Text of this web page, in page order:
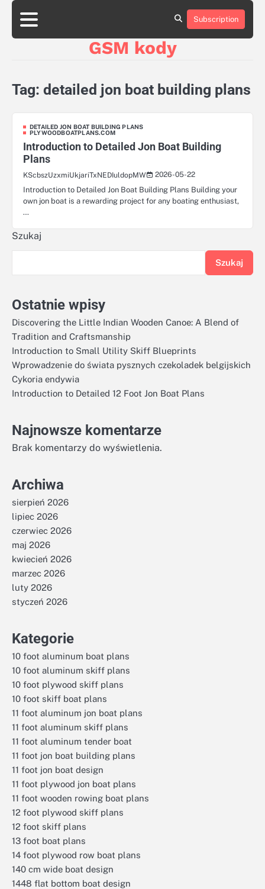
Skip
content
aluminumboatplans.com
dobra-
plywoodboatplans.com
ujednoznaczniające
aluminumboatplans.com
dobra-
plywoodboatplans.com
ujednoznaczniające
Kontakt
Kontakt
Subscription
GSM kody
Tag: detailed jon boat building plans
DETAILED JON BOAT BUILDING PLANS
PLYWOODBOATPLANS.COM
Introduction to Detailed Jon Boat Building
Plans
KScbszUzxmiUkjariTxNEDIuldopMW
2026-05-22
Introduction to Detailed Jon Boat Building Plans Building your
own jon boat is a rewarding project for any boating enthusiast,
…
Szukaj
Szukaj
Ostatnie wpisy
Discovering the Little Indian Wooden Canoe: A Blend of
Tradition and Craftsmanship
Introduction to Small Utility Skiff Blueprints
Wprowadzenie do świata pysznych czekoladek belgijskich
Cykoria endywia
Introduction to Detailed 12 Foot Jon Boat Plans
Najnowsze komentarze
Brak komentarzy do wyświetlenia.
Archiwa
sierpień 2026
lipiec 2026
czerwiec 2026
maj 2026
kwiecień 2026
marzec 2026
luty 2026
styczeń 2026
Kategorie
10 foot aluminum boat plans
10 foot aluminum skiff plans
10 foot plywood skiff plans
10 foot skiff boat plans
11 foot aluminum jon boat plans
11 foot aluminum skiff plans
11 foot aluminum tender boat
11 foot jon boat building plans
11 foot jon boat design
11 foot plywood jon boat plans
11 foot wooden rowing boat plans
12 foot plywood skiff plans
12 foot skiff plans
13 foot boat plans
14 foot plywood row boat plans
140 cm wide boat design
1448 flat bottom boat design